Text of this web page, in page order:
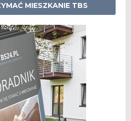
MIESZKANIE TBS